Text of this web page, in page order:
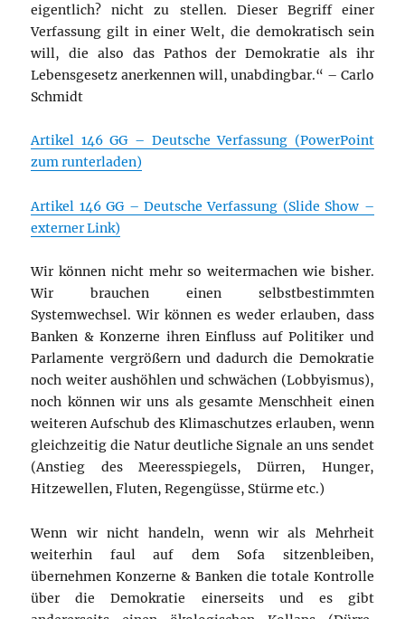
eigentlich? nicht zu stellen. Dieser Begriff einer
Verfassung gilt in einer Welt, die demokratisch sein
will, die also das Pathos der Demokratie als ihr
Lebensgesetz anerkennen will, unabdingbar.“ – Carlo
Schmidt
Artikel 146 GG – Deutsche Verfassung (PowerPoint
zum runterladen)
Artikel 146 GG – Deutsche Verfassung (Slide Show –
externer Link)
Wir können nicht mehr so weitermachen wie bisher.
Wir brauchen einen selbstbestimmten
Systemwechsel. Wir können es weder erlauben, dass
Banken & Konzerne ihren Einfluss auf Politiker und
Parlamente vergrößern und dadurch die Demokratie
noch weiter aushöhlen und schwächen (Lobbyismus),
noch können wir uns als gesamte Menschheit einen
weiteren Aufschub des Klimaschutzes erlauben, wenn
gleichzeitig die Natur deutliche Signale an uns sendet
(Anstieg des Meeresspiegels, Dürren, Hunger,
Hitzewellen, Fluten, Regengüsse, Stürme etc.)
Wenn wir nicht handeln, wenn wir als Mehrheit
weiterhin faul auf dem Sofa sitzenbleiben,
übernehmen Konzerne & Banken die totale Kontrolle
über die Demokratie einerseits und es gibt